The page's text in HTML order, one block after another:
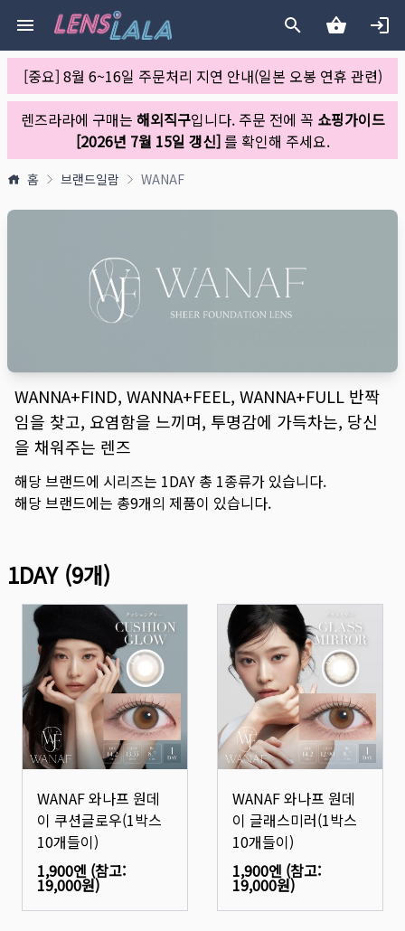
[중요] 8월 6~16일 주문처리 지연 안내(일본 오봉 연휴 관련)
렌즈라라에 구매는 해외직구입니다. 주문 전에 꼭 쇼핑가이드
[2026년 7월 15일 갱신]를 확인해 주세요.
홈 브랜드일람 WANAF
WANNA+FIND, WANNA+FEEL, WANNA+FULL 반짝
임을 찾고, 요염함을 느끼며, 투명감에 가득차는, 당신
을 채워주는 렌즈
해당 브랜드에 시리즈는 1DAY 총 1종류가 있습니다.
해당 브랜드에는 총9개의 제품이 있습니다.
1DAY(9개)
WANAF 와나프 원데
이 쿠션글로우(1박스
10개들이)
1,900엔 (참고:
19,000원)
WANAF 와나프 원데
이 글래스미러(1박스
10개들이)
1,900엔 (참고:
19,000원)